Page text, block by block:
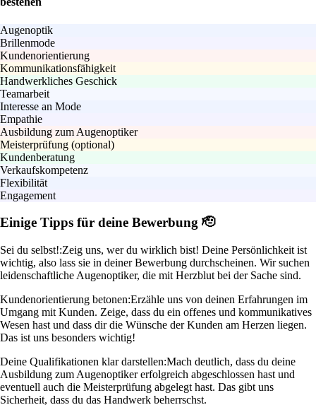
Augenoptik
Brillenmode
Kundenorientierung
Kommunikationsfähigkeit
Handwerkliches Geschick
Teamarbeit
Interesse an Mode
Empathie
Ausbildung zum Augenoptiker
Meisterprüfung (optional)
Kundenberatung
Verkaufskompetenz
Flexibilität
Engagement
Einige Tipps für deine Bewerbung 🫡
Sei du selbst!:Zeig uns, wer du wirklich bist! Deine Persönlichkeit ist
wichtig, also lass sie in deiner Bewerbung durchscheinen. Wir suchen
leidenschaftliche Augenoptiker, die mit Herzblut bei der Sache sind.
Kundenorientierung betonen:Erzähle uns von deinen Erfahrungen im
Umgang mit Kunden. Zeige, dass du ein offenes und kommunikatives
Wesen hast und dass dir die Wünsche der Kunden am Herzen liegen.
Das ist uns besonders wichtig!
Deine Qualifikationen klar darstellen:Mach deutlich, dass du deine
Ausbildung zum Augenoptiker erfolgreich abgeschlossen hast und
eventuell auch die Meisterprüfung abgelegt hast. Das gibt uns
Sicherheit, dass du das Handwerk beherrschst.